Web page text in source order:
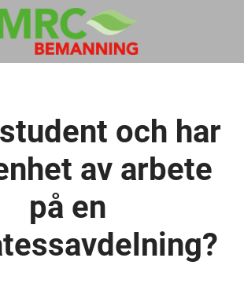
och har
av arbete
på en